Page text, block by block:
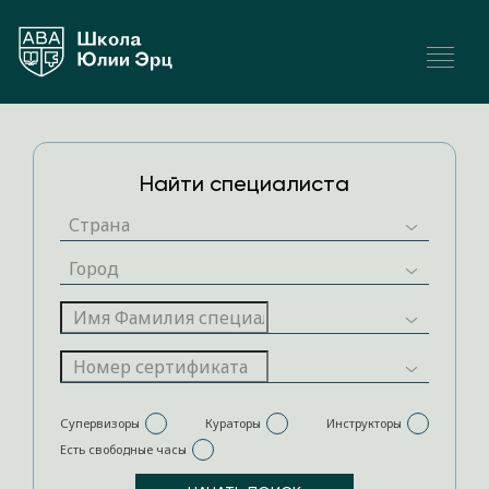
Найти специалиста
Супервизоры Кураторы
Инструкторы
Есть свободные часы